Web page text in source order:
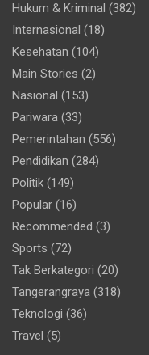
Hukum & Kriminal (382)
Internasional (18)
Kesehatan (104)
Main Stories (2)
Nasional (153)
Pariwara (33)
Pemerintahan (556)
Pendidikan (284)
Politik (149)
Popular (16)
Recommended (3)
Sports (72)
Tak Berkategori (20)
Tangerangraya (318)
Teknologi (36)
Travel (5)